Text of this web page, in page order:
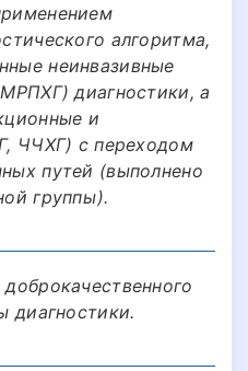
алгоритма,
неинвазивные
диагностики, а
и
ЧЧХГ) с переходом
путей (выполнено
группы).
диагностики.